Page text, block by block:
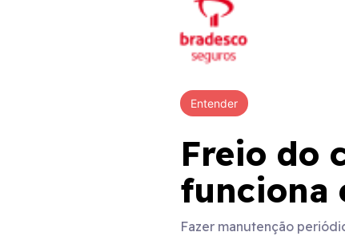
Entender
Freio do
funciona
Fazer manutenção